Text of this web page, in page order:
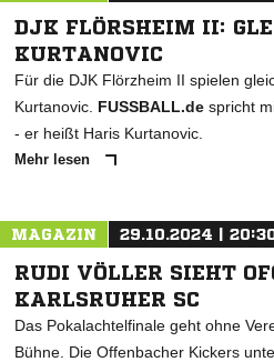
DJK FLÖRSHEIM II:
KURTANOVIC
Für die DJK Flörzheim II spielen
Kurtanovic. FUSSBALL.de spricht
- er heißt Haris Kurtanovic.
Mehr lesen
MAGAZIN 29.10.2024 |
RUDI VÖLLER SIEHT
KARLSRUHER SC
Das Pokalachtelfinale geht ohne
Bühne. Die Offenbacher Kickers